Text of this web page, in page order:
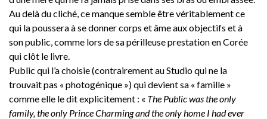
Au delà du cliché, ce manque semble être véritablement ce
qui la poussera à se donner corps et âme aux objectifs et à
son public, comme lors de sa périlleuse prestation en Corée
qui clôt le livre.
Public qui l’a choisie (contrairement au Studio qui ne la
trouvait pas « photogénique ») qui devient sa « famille »
comme elle le dit explicitement : « The Public was the only
family, the only Prince Charming and the only home I had ever